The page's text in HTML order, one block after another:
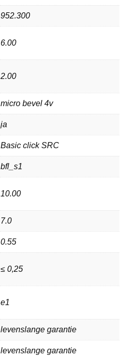
952.300
6.00
2.00
micro bevel 4v
ja
Basic click SRC
bfl_s1
10.00
7.0
0.55
≤ 0,25
e1
levenslange garantie
levenslange garantie